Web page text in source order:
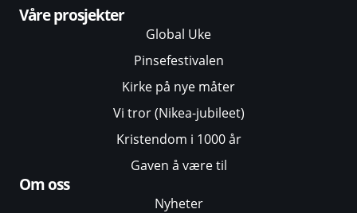
Våre prosjekter
Global Uke
Pinsefestivalen
Kirke på nye måter
Vi tror (Nikea-jubileet)
Kristendom i 1000 år
Gaven å være til
Om oss
Nyheter